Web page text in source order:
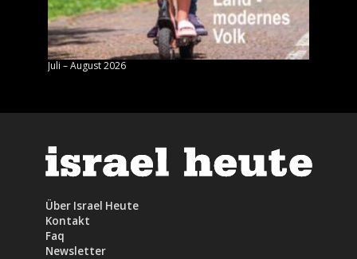
Juli – August 2026
Über Israel Heute
Kontakt
Faq
Newsletter